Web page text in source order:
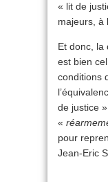
« lit de
majeurs, à
Et donc, la
est bien
conditions
de justice
«
pour
Jean-Eric